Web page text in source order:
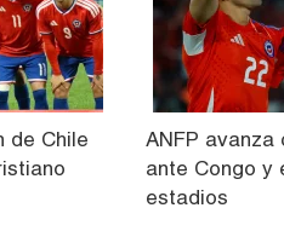
de Chile
ANFP avanza
ante Congo y
estadios